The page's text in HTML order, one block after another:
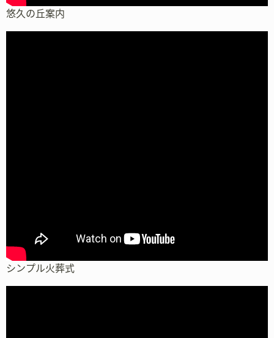
悠久の丘案内
シンプル火葬式